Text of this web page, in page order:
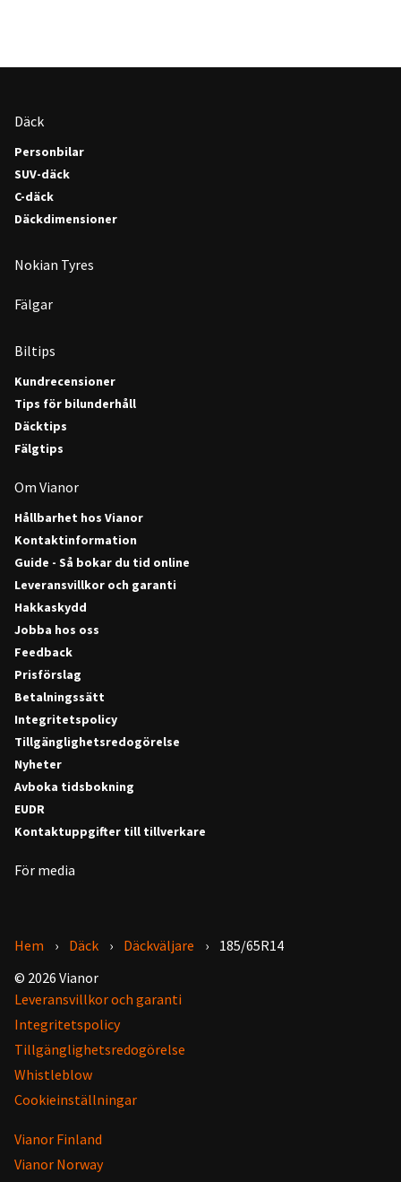
Däck
Personbilar
SUV-däck
C-däck
Däckdimensioner
Nokian Tyres
Fälgar
Biltips
Kundrecensioner
Tips för bilunderhåll
Däcktips
Fälgtips
Om Vianor
Hållbarhet hos Vianor
Kontaktinformation
Guide - Så bokar du tid online
Leveransvillkor och garanti
Hakkaskydd
Jobba hos oss
Feedback
Prisförslag
Betalningssätt
Integritetspolicy
Tillgänglighetsredogörelse
Nyheter
Avboka tidsbokning
EUDR
Kontaktuppgifter till tillverkare
För media
Hem Däck Däckväljare
185/65R14
© 2026 Vianor
Leveransvillkor och garanti
Integritetspolicy
Tillgänglighetsredogörelse
Whistleblow
Cookieinställningar
Vianor Finland
Vianor Norway